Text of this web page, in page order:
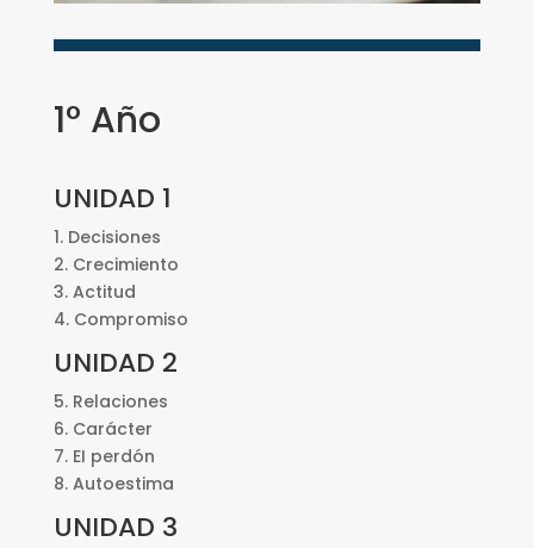
1° Año
UNIDAD 1
1. Decisiones
2. Crecimiento
3. Actitud
4. Compromiso
UNIDAD 2
5. Relaciones
6. Carácter
7. EI perdón
8. Autoestima
UNIDAD 3